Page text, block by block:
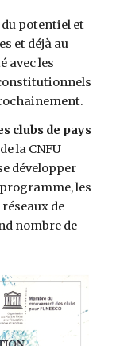
potentiel et
et déjà au
avec les
clubs de pays
la CNFU
développer
les
de
nombre de